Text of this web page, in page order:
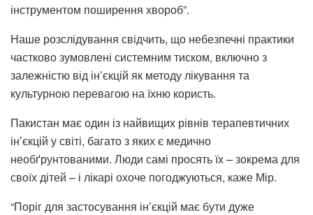
інструментом поширення хвороб”.
Наше розслідування свідчить, що небезпечні практики
частково зумовлені системним тиском, включно з
залежністю від ін’єкцій як методу лікування та
культурною перевагою на їхню користь.
Пакистан має один із найвищих рівнів терапевтичних
ін’єкцій у світі, багато з яких є медично
необґрунтованими. Люди самі просять їх – зокрема для
своїх дітей – і лікарі охоче погоджуються, каже Мір.
“Поріг для застосування ін’єкцій має бути дуже